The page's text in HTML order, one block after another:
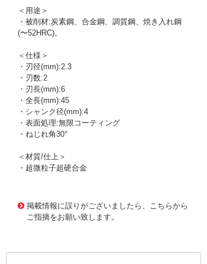
＜用途＞
・被削材:炭素鋼、合金鋼、調質鋼、焼き入れ鋼
(〜52HRC)。
＜仕様＞
・刃径(mm):2.3
・刃数:2
・刃長(mm):6
・全長(mm):45
・シャンク径(mm):4
・表面処理:無限コーティング
・ねじれ角30°
＜材質/仕上＞
・超微粒子超硬合金
掲載情報に誤りがございましたら、こちらから
ご指摘をお願い致します。